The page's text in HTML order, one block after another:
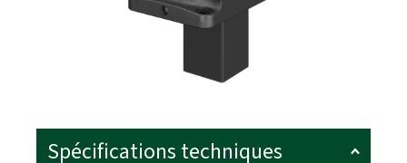
Spécifications techniques